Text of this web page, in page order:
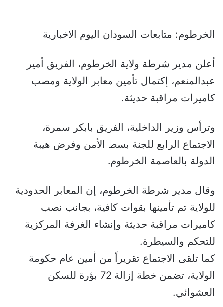
الخرطوم: متابعات السودان اليوم الاخبارية
أعلن مدير شرطة ولاية الخرطوم، الفريق أمير
عبدالمنعم، إكتمال تأمين معابر الولاية ومصب
كاميرات مراقبة حديثة.
وترأس وزير الداخلية، الفريق بابكر سمرة،
الاجتماع الرابع للجنة بسط الأمن وفرض هيبة
الدولة بالعاصمة الخرطوم.
وقال مدير شرطة الخرطوم، إن المعابر الحدودية
للولاية تم تأمينها بقوات كافية، بجانب نصب
كاميرات مراقبة حديثة وإنشاء الغرفة المركزية
للتحكم والسيطرة.
كما تلقى الاجتماع تقريراً من أمين عام حكومة
الولاية، تضمن خطة إزالة 72 بؤرة للسكن
العشوائي.